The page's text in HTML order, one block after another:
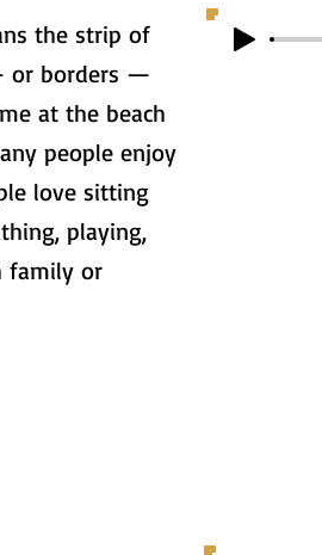
or borders —
at the beach
people enjoy
love sitting
playing,
family or